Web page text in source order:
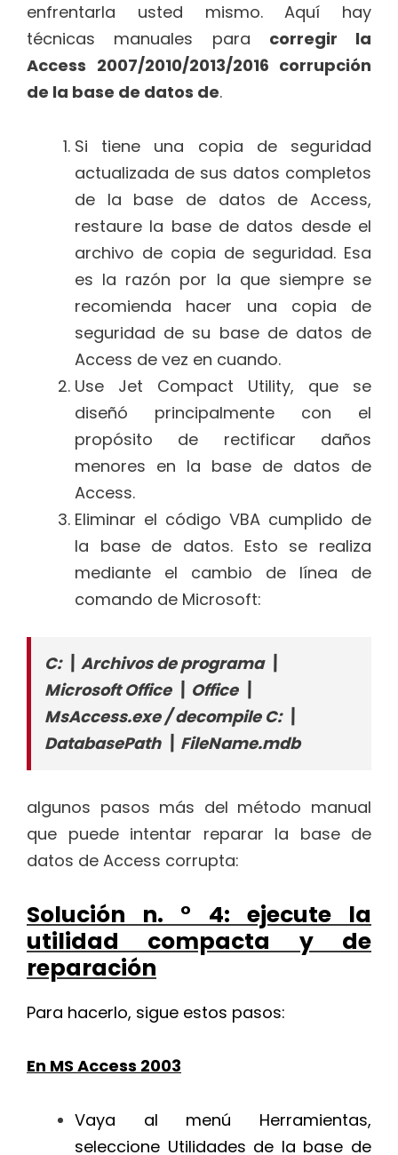
enfrentarla usted mismo. Aquí hay
técnicas manuales para corregir la
Access 2007/2010/2013/2016 corrupción
de la base de datos de.
Si tiene una copia de seguridad
actualizada de sus datos completos
de la base de datos de Access,
restaure la base de datos desde el
archivo de copia de seguridad. Esa
es la razón por la que siempre se
recomienda hacer una copia de
seguridad de su base de datos de
Access de vez en cuando.
Use Jet Compact Utility, que se
diseñó principalmente con el
propósito de rectificar daños
menores en la base de datos de
Access.
Eliminar el código VBA cumplido de
la base de datos. Esto se realiza
mediante el cambio de línea de
comando de Microsoft:
C: \ Archivos de programa \
Microsoft Office \ Office \
MsAccess.exe / decompile C: \
DatabasePath \ FileName.mdb
algunos pasos más del método manual
que puede intentar reparar la base de
datos de Access corrupta:
Solución n. ° 4: ejecute la
utilidad compacta y de
reparación
Para hacerlo, sigue estos pasos:
En MS Access 2003
Vaya al menú Herramientas,
seleccione Utilidades de la base de